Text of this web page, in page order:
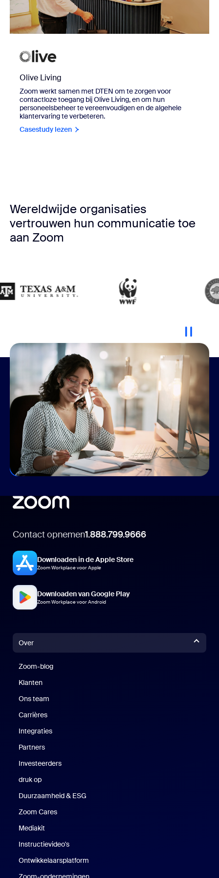
Olive Living
Zoom werkt samen met DTEN om te zorgen voor
contactloze toegang bij Olive Living, en om hun
personeelsbeheer te vereenvoudigen en de algehele
klantervaring te verbeteren.
Casestudy lezen
Wereldwijde organisaties
vertrouwen hun communicatie toe
aan Zoom
Je hybride personeelsbestand
verbinden
Of je nu terugkeert naar kantoor, thuiswerkt of beide,
Zoom heeft de producten die je nodig hebt om
verbinding te maken, ideeën te delen en samen meer
gedaan te krijgen, wat je locatie ook is.
Til je communicatie naar een hoger niveau
Contact opnemen1.888.799.9666
Downloaden in de Apple Store
Zoom Workplace voor Apple
Downloaden van Google Play
Zoom Workplace voor Android
Over
Zoom-blog
Klanten
Ons team
Carrières
Integraties
Partners
Investeerders
druk op
Duurzaamheid & ESG
Zoom Cares
Mediakit
Instructievideo's
Ontwikkelaarsplatform